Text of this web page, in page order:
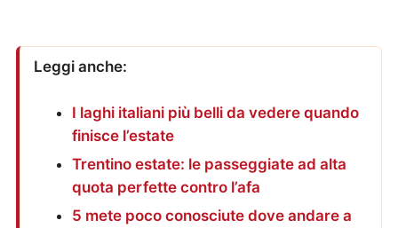
Leggi anche:
I laghi italiani più belli da vedere quando
finisce l’estate
Trentino estate: le passeggiate ad alta
quota perfette contro l’afa
5 mete poco conosciute dove andare a